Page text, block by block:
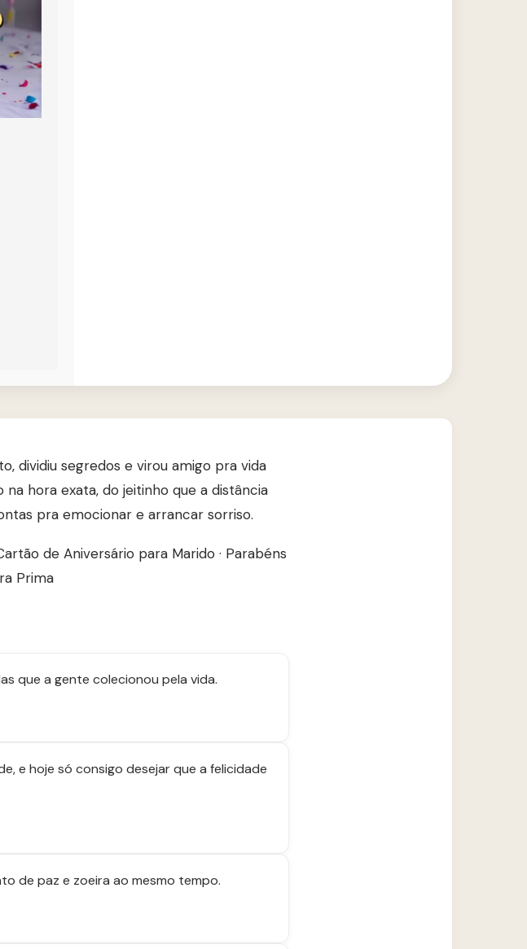
dividiu segredos e virou amigo pra vida
hora exata, do jeitinho que a distância
pra emocionar e arrancar sorriso.
de Aniversário para Marido · Parabéns
Prima
que a gente colecionou pela vida.
e hoje só consigo desejar que a felicidade
de paz e zoeira ao mesmo tempo.